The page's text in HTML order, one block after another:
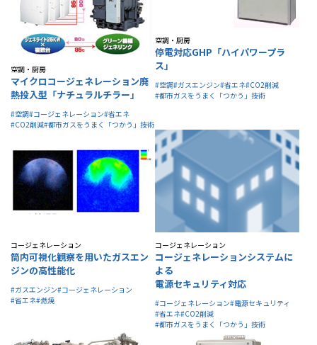
空調・厨房
マイクロコージェネレーション廃
熱投入型「ナチュラルチラー」
#空調#コージェネレーション#省エネ
#CO2削減#都市ガスをうまく「つかう」技術
空調・厨房
停電対応GHP「ハイパワープラ
ス」
#空調#ガスエンジン#省エネ#CO2削減
#都市ガスをうまく「つかう」技術
コージェネレーション
筒内可視化観察を用いたガスエン
ジンの高性能化
#ガスエンジン#コージェネレーション
#省エネ#燃焼
コージェネレーション
コージェネレーションシステムに
よる
電源セキュリティ対応
#コージェネレーション#電源セキュリティ
#省エネ#CO2削減
#都市ガスをうまく「つかう」技術